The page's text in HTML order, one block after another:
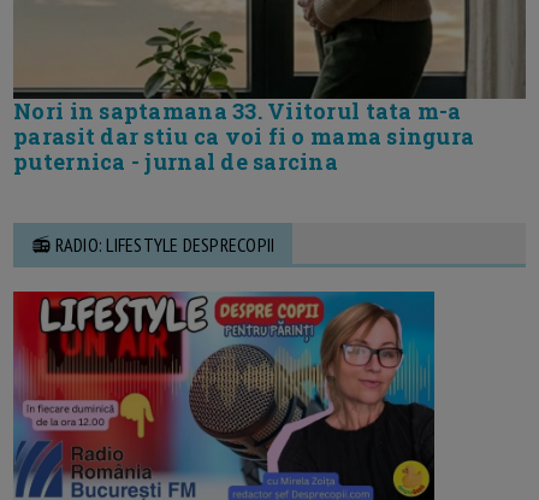
Nori in saptamana 33. Viitorul tata m-a
parasit dar stiu ca voi fi o mama singura
puternica - jurnal de sarcina
📻 RADIO: LIFESTYLE DESPRECOPII